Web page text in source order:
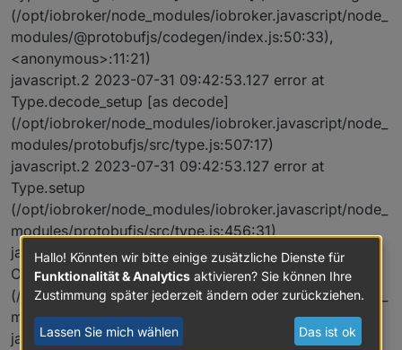
(/opt/iobroker/node_modules/iobroker.javascript/node_
modules/@protobufjs/codegen/index.js:50:33),
<anonymous>:11:21)
javascript.2 2023-07-31 09:42:53.127 error at
Type.decode_setup [as decode]
(/opt/iobroker/node_modules/iobroker.javascript/node_
modules/protobufjs/src/type.js:507:17)
javascript.2 2023-07-31 09:42:53.127 error at
Type.setup
(/opt/iobroker/node_modules/iobroker.javascript/node_
modules/protobufjs/src/type.js:456:31)
javascript.2 2023-07-31 09:42:53.127 error at
Object.toObject
(/opt/iobroker/node_modules/iobroker.javascript/node_
modules/protobufjs/src/converter.js:256:64)
javascript.2 2023-07-31 09:42:53.126 error at slice
Hallo! Könnten wir bitte einige zusätzliche Dienste für
Funktionalität & Analytics aktivieren? Sie können Ihre
Zustimmung später jederzeit ändern oder zurückziehen.
Lassen Sie mich wählen Das ist ok